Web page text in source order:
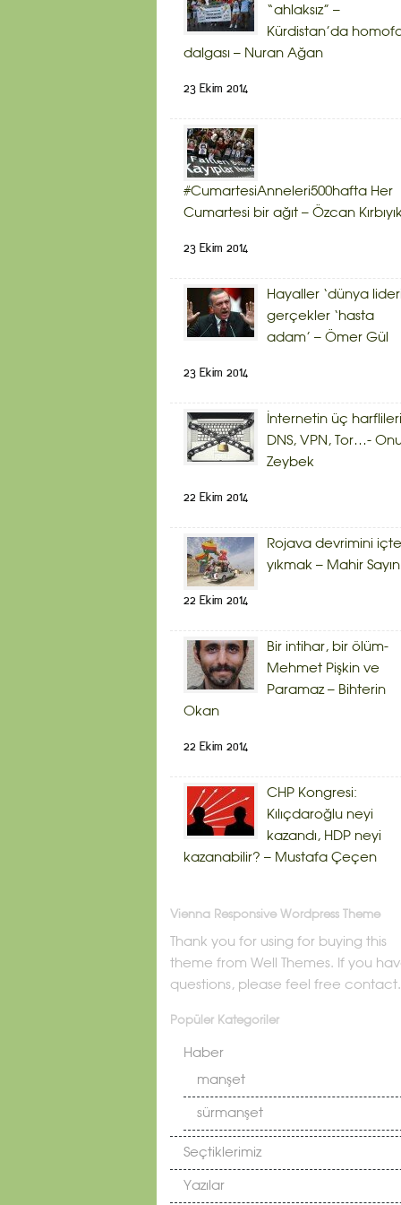
“ahlaksız” –
Kürdistan’da
dalgası – Nuran Ağan
23 Ekim 2014
#CumartesiAnneleri500hafta Her
Cumartesi bir ağıt – Özcan
23 Ekim 2014
Hayaller ‘dünya
gerçekler ‘hasta
adam’ – Ömer Gül
23 Ekim 2014
İnternetin üç
DNS, VPN, Tor…-
Zeybek
22 Ekim 2014
Rojava devrimini
yıkmak – Mahir Sayın
22 Ekim 2014
Bir intihar, bir ölüm-
Mehmet Pişkin ve
Paramaz – Bihterin
Okan
22 Ekim 2014
CHP Kongresi:
Kılıçdaroğlu neyi
kazandı, HDP neyi
kazanabilir? – Mustafa Çeçen
Vienna Responsive Wordpress Theme
Thank you for using for buying this
theme from Well Themes. If you
questions, please feel free contact.
Popüler Kategoriler
Haber
manşet
sürmanşet
Seçtiklerimiz
Yazılar